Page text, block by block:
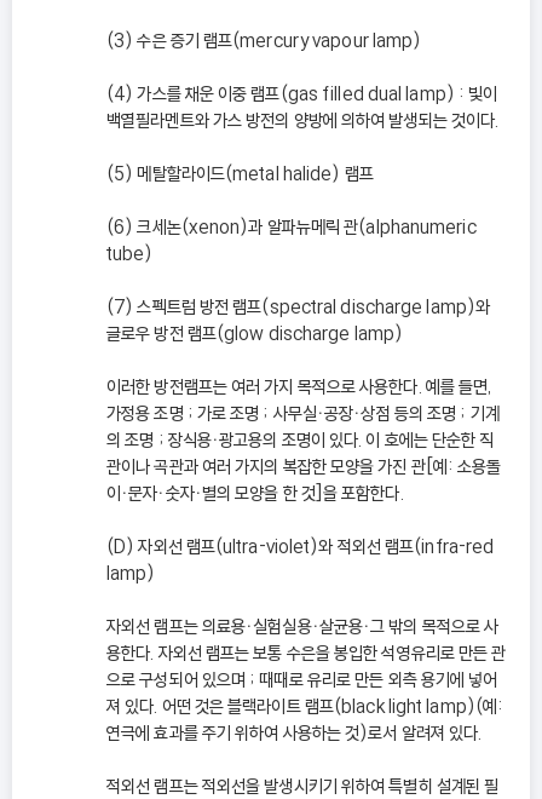
(3) 수은 증기 램프(mercury vapour lamp)
(4) 가스를 채운 이중 램프(gas filled dual lamp) : 빛이
백열필라멘트와 가스 방전의 양방에 의하여 발생되는 것이다.
(5) 메탈할라이드(metal halide) 램프
(6) 크세논(xenon)과 알파뉴메릭 관(alphanumeric
tube)
(7) 스펙트럼 방전 램프(spectral discharge lamp)와
글로우 방전 램프(glow discharge lamp)
이러한 방전램프는 여러 가지 목적으로 사용한다. 예를 들면,
가정용 조명 ; 가로 조명 ; 사무실ㆍ공장ㆍ상점 등의 조명 ; 기계
의 조명 ; 장식용ㆍ광고용의 조명이 있다. 이 호에는 단순한 직
관이나 곡관과 여러 가지의 복잡한 모양을 가진 관[예: 소용돌
이ㆍ문자ㆍ숫자ㆍ별의 모양을 한 것]을 포함한다.
(D) 자외선 램프(ultra-violet)와 적외선 램프(infra-red
lamp)
자외선 램프는 의료용ㆍ실험실용ㆍ살균용ㆍ그 밖의 목적으로 사
용한다. 자외선 램프는 보통 수은을 봉입한 석영유리로 만든 관
으로 구성되어 있으며 ; 때때로 유리로 만든 외측 용기에 넣어
져 있다. 어떤 것은 블랙라이트 램프(black light lamp)(예:
연극에 효과를 주기 위하여 사용하는 것)로서 알려져 있다.
적외선 램프는 적외선을 발생시키기 위하여 특별히 설계된 필